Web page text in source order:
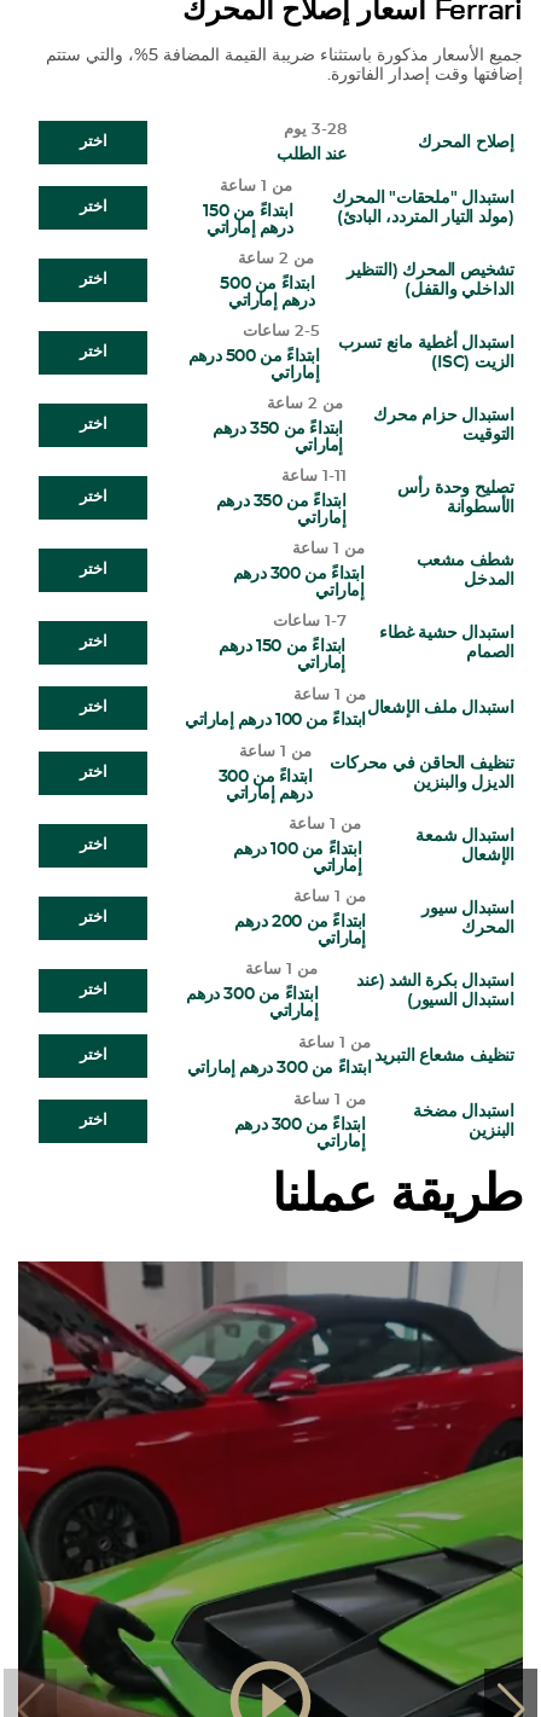
Ferrari أسعار إصلاح المحرك
جميع الأسعار مذكورة باستثناء ضريبة القيمة المضافة 5%، والتي ستتم
إضافتها وقت إصدار الفاتورة.
إصلاح المحرك
3-28 يوم
عند الطلب
اختر
استبدال "ملحقات" المحرك
(مولد التيار المتردد، البادئ)
من 1 ساعة
ابتداءً من 150
درهم إماراتي
اختر
تشخيص المحرك (التنظير
الداخلي والقفل)
من 2 ساعة
ابتداءً من 500
درهم إماراتي
اختر
استبدال أغطية مانع تسرب
الزيت (ISC)
2-5 ساعات
ابتداءً من 500 درهم
إماراتي
اختر
استبدال حزام محرك
التوقيت
من 2 ساعة
ابتداءً من 350 درهم
إماراتي
اختر
تصليح وحدة رأس
الأسطوانة
1-11 ساعة
ابتداءً من 350 درهم
إماراتي
اختر
شطف مشعب
المدخل
من 1 ساعة
ابتداءً من 300 درهم
إماراتي
اختر
استبدال حشية غطاء
الصمام
1-7 ساعات
ابتداءً من 150 درهم
إماراتي
اختر
استبدال ملف الإشعال
من 1 ساعة
ابتداءً من 100 درهم إماراتي
اختر
تنظيف الحاقن في محركات
الديزل والبنزين
من 1 ساعة
ابتداءً من 300
درهم إماراتي
اختر
استبدال شمعة
الإشعال
من 1 ساعة
ابتداءً من 100 درهم
إماراتي
اختر
استبدال سيور
المحرك
من 1 ساعة
ابتداءً من 200 درهم
إماراتي
اختر
استبدال بكرة الشد (عند
استبدال السيور)
من 1 ساعة
ابتداءً من 300 درهم
إماراتي
اختر
تنظيف مشعاع التبريد
من 1 ساعة
ابتداءً من 300 درهم إماراتي
اختر
استبدال مضخة
البنزين
من 1 ساعة
ابتداءً من 300 درهم
إماراتي
اختر
طريقة عملنا